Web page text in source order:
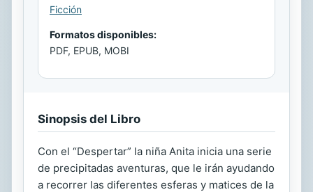
Ficción
Formatos disponibles:
PDF, EPUB, MOBI
Sinopsis del Libro
Con el “Despertar” la niña Anita inicia una serie
de precipitadas aventuras, que le irán ayudando
a recorrer las diferentes esferas y matices de la